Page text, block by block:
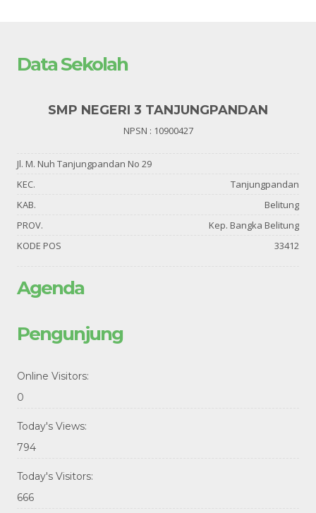
Data Sekolah
SMP NEGERI 3 TANJUNGPANDAN
NPSN : 10900427
Jl. M. Nuh Tanjungpandan No 29
KEC.
Tanjungpandan
KAB.
Belitung
PROV.
Kep. Bangka Belitung
KODE POS
33412
Agenda
Pengunjung
Online Visitors:
0
Today's Views:
794
Today's Visitors:
666